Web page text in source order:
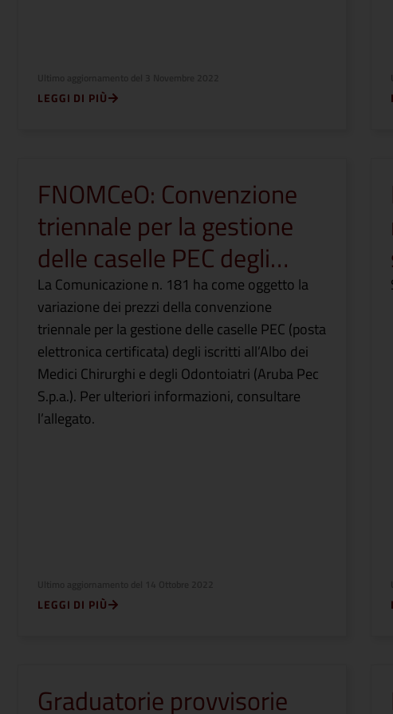
LEGGI DI PIÙ
FNOMCeO: Convenzione
triennale per la gestione
delle caselle PEC degli…
La Comunicazione n. 181 ha come oggetto la
variazione dei prezzi della convenzione
triennale per la gestione delle caselle PEC (posta
elettronica certificata) degli iscritti all’Albo dei
Medici Chirurghi e degli Odontoiatri (Aruba Pec
S.p.a.). Per ulteriori informazioni, consultare
l’allegato.
LEGGI DI PIÙ
Graduatorie provvisorie